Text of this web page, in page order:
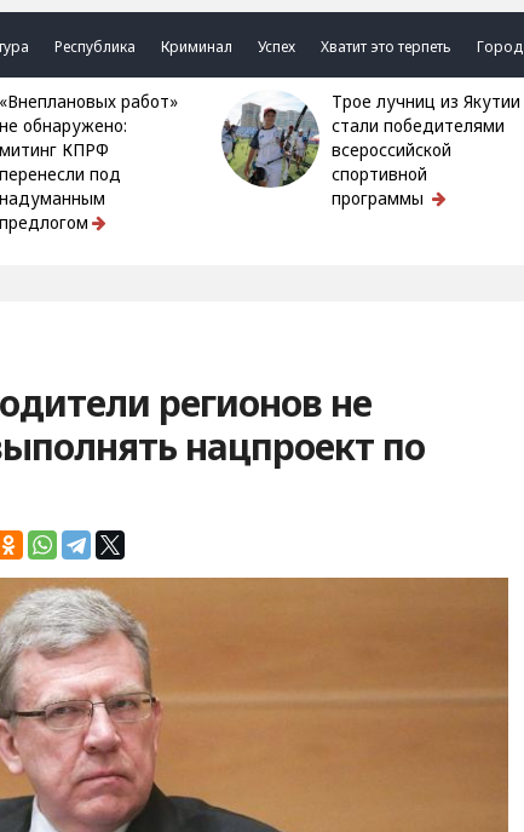
Республика Криминал Успех Хватит это терпеть Город
«Внеплановых работ»
не обнаружено:
митинг КПРФ
перенесли под
надуманным
предлогом
Трое лучниц из Якутии
стали победителями
всероссийской
спортивной
программы
регионов не
нацпроект по